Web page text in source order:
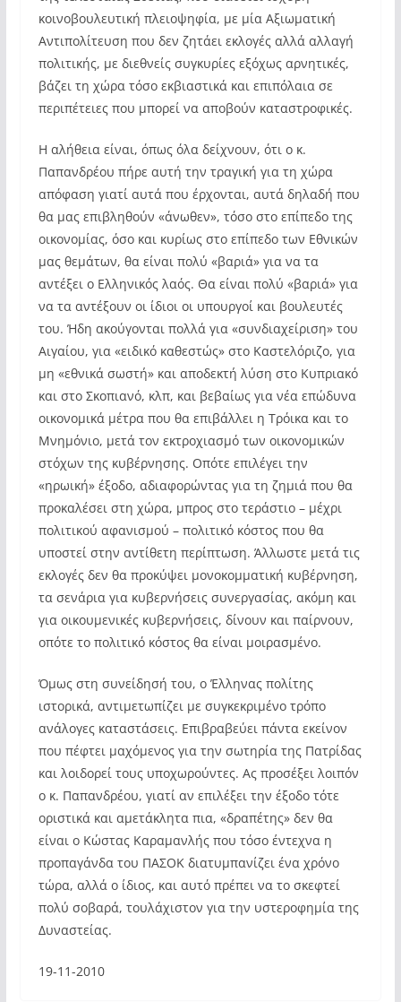
κοινοβουλευτική πλειοψηφία, με μία Αξιωματική
Αντιπολίτευση που δεν ζητάει εκλογές αλλά αλλαγή
πολιτικής, με διεθνείς συγκυρίες εξόχως αρνητικές,
βάζει τη χώρα τόσο εκβιαστικά και επιπόλαια σε
περιπέτειες που μπορεί να αποβούν καταστροφικές.
Η αλήθεια είναι, όπως όλα δείχνουν, ότι ο κ.
Παπανδρέου πήρε αυτή την τραγική για τη χώρα
απόφαση γιατί αυτά που έρχονται, αυτά δηλαδή που
θα μας επιβληθούν «άνωθεν», τόσο στο επίπεδο της
οικονομίας, όσο και κυρίως στο επίπεδο των Εθνικών
μας θεμάτων, θα είναι πολύ «βαριά» για να τα
αντέξει ο Ελληνικός λαός. Θα είναι πολύ «βαριά» για
να τα αντέξουν οι ίδιοι οι υπουργοί και βουλευτές
του. Ήδη ακούγονται πολλά για «συνδιαχείριση» του
Αιγαίου, για «ειδικό καθεστώς» στο Καστελόριζο, για
μη «εθνικά σωστή» και αποδεκτή λύση στο Κυπριακό
και στο Σκοπιανό, κλπ, και βεβαίως για νέα επώδυνα
οικονομικά μέτρα που θα επιβάλλει η Τρόικα και το
Μνημόνιο, μετά τον εκτροχιασμό των οικονομικών
στόχων της κυβέρνησης. Οπότε επιλέγει την
«ηρωική» έξοδο, αδιαφορώντας για τη ζημιά που θα
προκαλέσει στη χώρα, μπρος στο τεράστιο – μέχρι
πολιτικού αφανισμού – πολιτικό κόστος που θα
υποστεί στην αντίθετη περίπτωση. Άλλωστε μετά τις
εκλογές δεν θα προκύψει μονοκομματική κυβέρνηση,
τα σενάρια για κυβερνήσεις συνεργασίας, ακόμη και
για οικουμενικές κυβερνήσεις, δίνουν και παίρνουν,
οπότε το πολιτικό κόστος θα είναι μοιρασμένο.
Όμως στη συνείδησή του, ο Έλληνας πολίτης
ιστορικά, αντιμετωπίζει με συγκεκριμένο τρόπο
ανάλογες καταστάσεις. Επιβραβεύει πάντα εκείνον
που πέφτει μαχόμενος για την σωτηρία της Πατρίδας
και λοιδορεί τους υποχωρούντες. Ας προσέξει λοιπόν
ο κ. Παπανδρέου, γιατί αν επιλέξει την έξοδο τότε
οριστικά και αμετάκλητα πια, «δραπέτης» δεν θα
είναι ο Κώστας Καραμανλής που τόσο έντεχνα η
προπαγάνδα του ΠΑΣΟΚ διατυμπανίζει ένα χρόνο
τώρα, αλλά ο ίδιος, και αυτό πρέπει να το σκεφτεί
πολύ σοβαρά, τουλάχιστον για την υστεροφημία της
Δυναστείας.
19-11-2010